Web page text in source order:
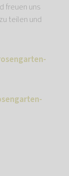
freuen uns
teilen und